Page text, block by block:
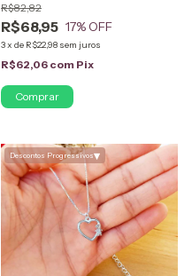
18K
R$68,95
R$82,82
17% OFF
3x de R$22,98 sem juros
R$62,06 com Pix
Descontos Progressivos▾